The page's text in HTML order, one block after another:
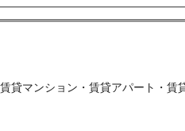
貸マンション・賃貸アパート・賃